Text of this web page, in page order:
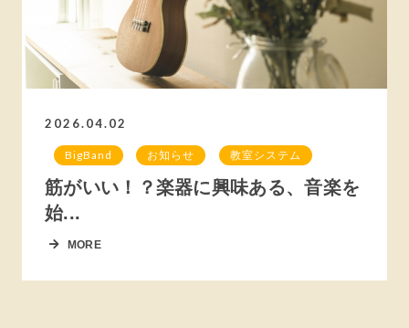
2026.04.02
BigBand お知らせ 教室システム
筋がいい！？楽器に興味ある、音楽を
始...
MORE